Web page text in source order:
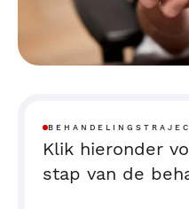
Klik hieronder
stap van de